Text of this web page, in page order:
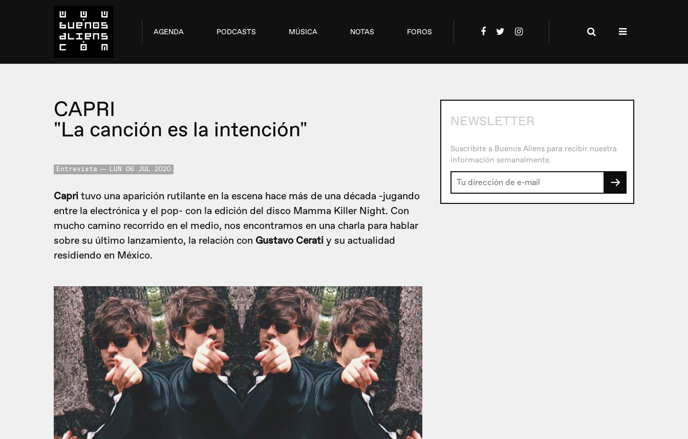
AGENDA PODCASTS MÚSICA NOTAS FOROS
CAPRI
"La canción es la intención"
Entrevista LUN 06 JUL 2020
Capri tuvo una aparición rutilante en la escena hace más de una década -jugando
entre la electrónica y el pop- con la edición del disco Mamma Killer Night. Con
mucho camino recorrido en el medio, nos encontramos en una charla para hablar
sobre su último lanzamiento, la relación con Gustavo Cerati y su actualidad
residiendo en México.
NEWSLETTER
Suscribite a Buenos Aliens para recibir nuestra
información semanalmente.
→